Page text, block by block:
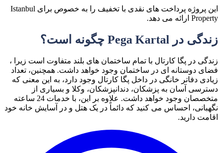
این پروژه پرداخت های نقدی با تخفیف را به خصوص برای Istanbul
Property ارائه می دهد.
زندگی در Pega Kartal چگونه است؟
زندگی در پگا کارتال با تمام ساختمان های بلند متفاوت است زیرا ،
فضای دوستانه ای در ساختمان وجود خواهد داشت. همچنین، تعداد
زیادی دفاتر خانگی در داخل پگا کارتال وجود دارد، به این معنی که
دسترسی آسان به پزشکان، دندانپزشکان، وکلا و بسیاری از
متخصصان وجود خواهد داشت. علاوه بر این، با خدمات 24 ساعته
نگهبانی، احساس می کنید که دائماً در یک هتل و در آسایش خانه خود
اقامت دارید.